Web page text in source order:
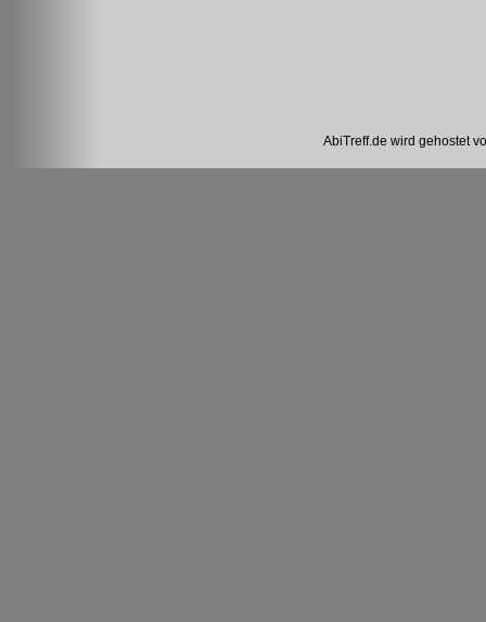
AbiTreff.de wird gehostet